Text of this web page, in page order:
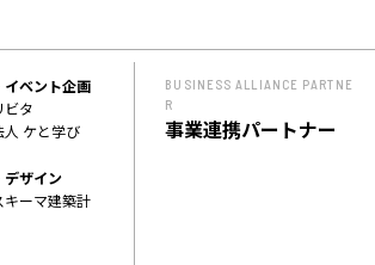
SICについて
FACILITY
SERVICE
イベント企画
ビタ
人 ケと学び
デザイン
キーマ建築計
BUSINESS ALLIANCE PARTNE
R
事業連携パートナー